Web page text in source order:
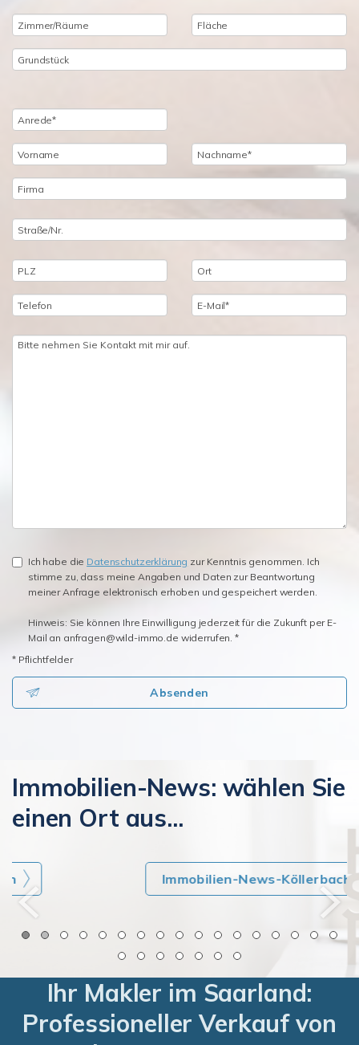
Ich habe die Datenschutzerklärung zur Kenntnis genommen. Ich
stimme zu, dass meine Angaben und Daten zur Beantwortung
meiner Anfrage elektronisch erhoben und gespeichert werden.
Hinweis: Sie können Ihre Einwilligung jederzeit für die Zukunft per E-
Mail an anfragen@wild-immo.de widerrufen. *
* Pflichtfelder
Absenden
Immobilien-News: wählen Sie
einen Ort aus...
Immobilien-News-Köllerbach
Ihr Makler im Saarland:
Professioneller Verkauf von